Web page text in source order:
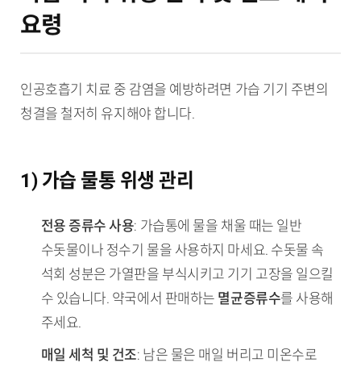
요령
인공호흡기 치료 중 감염을 예방하려면 가습 기기 주변의
청결을 철저히 유지해야 합니다.
1) 가습 물통 위생 관리
전용 증류수 사용: 가습통에 물을 채울 때는 일반
수돗물이나 정수기 물을 사용하지 마세요. 수돗물 속
석회 성분은 가열판을 부식시키고 기기 고장을 일으킬
수 있습니다. 약국에서 판매하는 멸균증류수를 사용해
주세요.
매일 세척 및 건조: 남은 물은 매일 버리고 미온수로